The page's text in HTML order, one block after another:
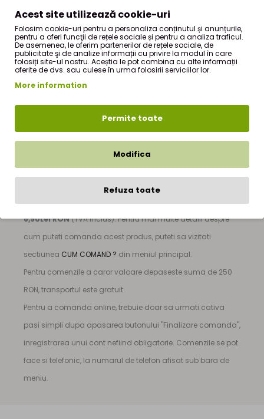
CONTINE:IN, TARATE PSYLLIUM, ROZMARIN,
CHIMEN,CORIANDRU,OREGANO,PATRUNJEL
TARA DE ORIGINE:ROMANIA
Mix Detoxifiant 70geste produs de firmaStefMarsi face
produse naturiste - StefMar Store, din sectiunea
|Mix
6,90Lei RON(TVA inclus). Pentru mai multe detalii despre
cum puteti comanda acest produs, puteti sa vizitati
sectiunea CUM COMAND ? din meniul principal.
Pentru comenzile a caror valoare depaseste suma de 250
RON, transportul este gratuit.
Pentru a comanda online, trebuie doar sa urmati cativa
pasi simpli dupa apasarea butonului "Finalizare comanda",
inregistrarea unui cont nefiind obligatorie. Comenzile se pot
face si telefonic, la numarul de telefon afisat sub bara de
meniu.
Acest site utilizează cookie-uri
Folosim cookie-uri pentru a personaliza conținutul și anunțurile,
pentru a oferi funcţii de rețele sociale și pentru a analiza traficul.
De asemenea, le oferim partenerilor de rețele sociale, de
publicitate şi de analize informații cu privire la modul în care
folosiți site-ul nostru. Aceștia le pot combina cu alte informații
oferite de dvs. sau culese în urma folosirii serviciilor lor.
More information
Permite toate
Modifica
Refuza toate